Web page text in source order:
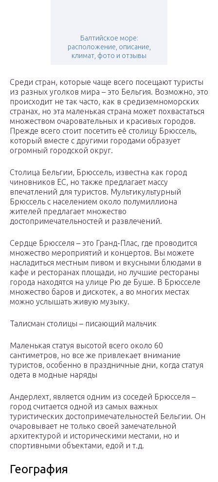
Балтийское море:
расположение, описание,
климат, фото и отзывы
Среди стран, которые чаще всего посещают туристы
из разных уголков мира – это Бельгия. Возможно, это
происходит не так часто, как в средиземноморских
странах, но эта маленькая страна может похвастаться
множеством очаровательных и красивых городов.
Прежде всего стоит посетить её столицу Брюссель,
который вместе с другими городами образует
огромный городской округ.
Столица Бельгии, Брюссель, известна как город
чиновников ЕС, но также предлагает массу
впечатлений для туристов. Мультикультурный
Брюссель с населением около полумиллиона
жителей предлагает множество
достопримечательностей и развлечений.
Сердце Брюсселя – это Гранд-Плас, где проводится
множество мероприятий и концертов. Вы можете
насладиться местным пивом и вкусными блюдами в
кафе и ресторанах площади, но лучшие рестораны
города находятся на улице Рю де Буше. В Брюсселе
множество баров и дискотек, а во многих местах
можно услышать живую музыку.
Талисман столицы – писающий мальчик
Маленькая статуя высотой всего около 60
сантиметров, но все же привлекает внимание
туристов, особенно в праздничные дни, когда статуя
одета в модные наряды
Андерлехт, является одним из соседей Брюсселя –
город считается одной из самых важных
туристических достопримечательностей Бельгии. Он
очаровывает не только своей замечательной
архитектурой и историческими местами, но и
спортивными объектами, едой и т.д.
География